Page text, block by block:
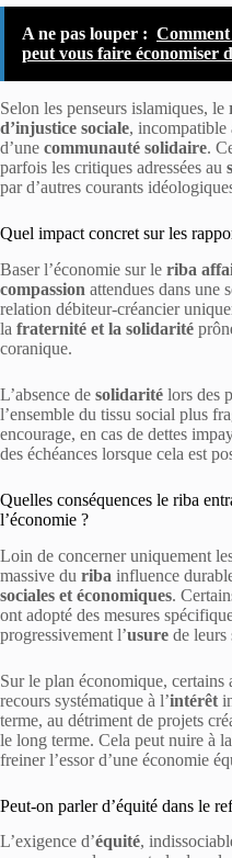
A ne pas louper :
peut vous faire économiser
Selon les penseurs islamiques, le
d’injustice sociale, incompatible
d’une communauté solidaire.
parfois les critiques adressées au
par d’autres courants
Quel impact concret sur les
Baser l’économie sur le riba
compassion attendues dans une
relation débiteur-créancier
la fraternité et la solidarité
coranique.
L’absence de solidarité lors des
l’ensemble du tissu social plus
encourage, en cas de dettes
des échéances lorsque cela est
Quelles conséquences le riba
l’économie ?
Loin de concerner uniquement
massive du riba influence
sociales et économiques.
ont adopté des mesures
progressivement l’usure de leurs
Sur le plan économique, certains
recours systématique à l’intérêt
terme, au détriment de projets
le long terme. Cela peut nuire à la
freiner l’essor d’une économie
Peut-on parler d’équité dans le
L’exigence d’équité,